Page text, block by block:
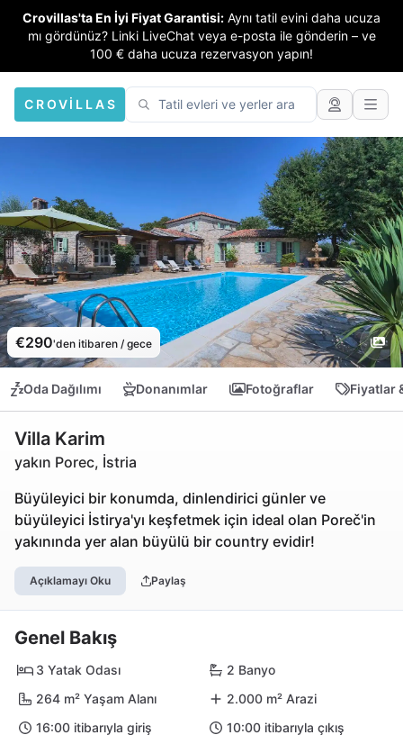
Crovillas'ta En İyi Fiyat Garantisi: Aynı tatil evini daha ucuza
mı gördünüz? Linki LiveChat veya e-posta ile gönderin – ve
100 € daha ucuza rezervasyon yapın!
CROVILLAS
€290'den itibaren / gece
Oda Dağılımı Donanımlar Fotoğraflar Fiyatlar
Villa Karim
yakın Porec, İstria
Büyüleyici bir konumda, dinlendirici günler ve
büyüleyici İstirya'yı keşfetmek için ideal olan Poreč'in
yakınında yer alan büyülü bir country evidir!
Açıklamayı Oku Paylaş
Genel Bakış
3 Yatak Odası
2 Banyo
264 m² Yaşam Alanı
2.000 m² Arazi
16:00 itibarıyla giriş
10:00 itibarıyla çıkış